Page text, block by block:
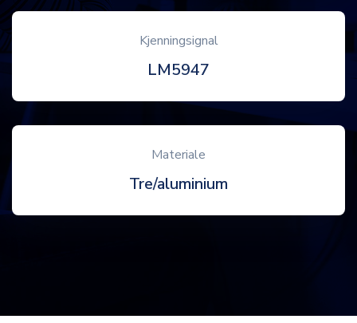
Kjenningsignal
LM5947
Materiale
Tre/aluminium